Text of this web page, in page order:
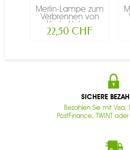
Merlin-Lampe zum
Verbrennen von
Kade-Holz,...
22,50 CHF
SICHERE
Bezahlen Sie mit
PostFinance, TWINT